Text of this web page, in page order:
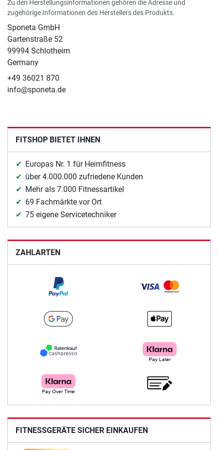
Zu den Herstellungsinformationen gehören die Adresse und
zugehörige Informationen des Herstellers des Produkts.
Sponeta GmbH
Gartenstraße 52
99994 Schlotheim
Germany
+49 36021 870
info@sponeta.de
FITSHOP BIETET IHNEN
Europas Nr. 1 für Heimfitness
über 4.000.000 zufriedene Kunden
Mehr als 7.000 Fitnessartikel
69 Fachmärkte vor Ort
75 eigene Servicetechniker
ZAHLARTEN
FITNESSGERÄTE SICHER EINKAUFEN